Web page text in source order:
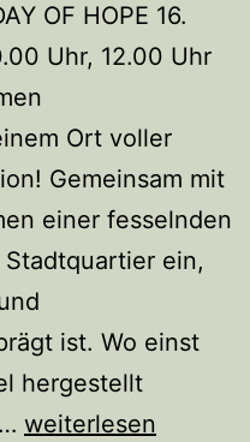
OF HOPE 16.
Uhr, 12.00 Uhr
Ort voller
Gemeinsam mit
einer fesselnden
ein,
ist. Wo einst
hergestellt
weiterlesen